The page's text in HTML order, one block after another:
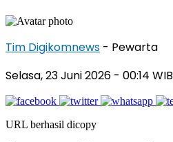
Tim Digikomnews - Pewarta
Selasa, 23 Juni 2026 - 00:14 WIB
URL berhasil dicopy